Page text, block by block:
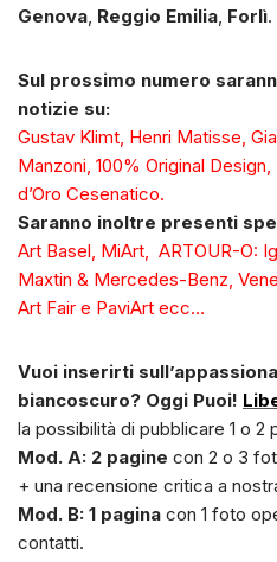
Genova, Reggio Emilia, Forlì.
Sul prossimo numero
notizie su:
Gustav Klimt, Henri Matisse,
Manzoni, 100% Original
d’Oro Cesenatico.
Saranno inoltre presenti
Art Basel, MiArt, ARTOUR-O:
Maxtin & Mercedes-Benz,
Art Fair e PaviArt ecc…
Vuoi inserirti
biancoscuro? Oggi Puoi!
la possibilità di pubblicare 1 o 2
Mod. A: 2 pagine con 2 o 3
+ una recensione critica a
Mod. B: 1 pagina con 1 foto
contatti.